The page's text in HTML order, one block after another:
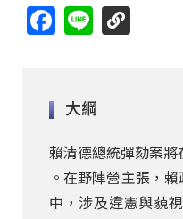
Facebook
Line
大綱
賴清德總統彈劾案
。在野陣營主張，
中，涉及違憲與藐